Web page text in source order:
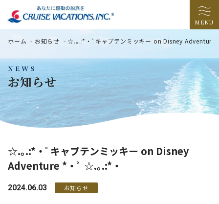
MENU
NEWS
お知らせ
ホーム - お知らせ -☆.｡.:*・ﾟキャプテンミッキー on Disney
☆.｡.:*・ﾟキャプテンミッキー on Disney
Adventure *・ﾟ ☆.｡.:*・
2024.06.03 お知らせ